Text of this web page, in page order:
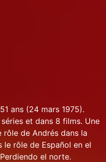
ans (24 mars 1975).
et dans 8 films. Une
de Andrés dans la
le rôle de Español en el
el norte.